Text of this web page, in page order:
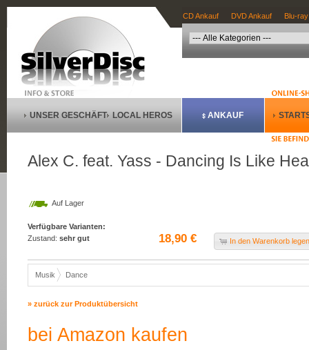
CD Ankauf DVD Ankauf Blu-
UNSER GESCHÄFT LOCAL HEROS ANKAUF
Alex C. feat. Yass - Dancing Is Like
Auf Lager
Verfügbare Varianten:
Zustand: sehr gut 18,90 € In den Warenkorb
Musik Dance
» zurück zur Produktübersicht
bei Amazon kaufen